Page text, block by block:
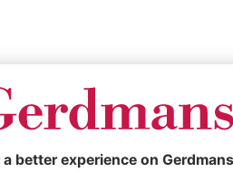
50-pk, BxH 210 x